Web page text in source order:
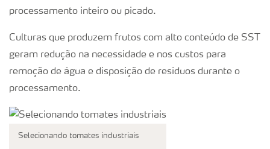
processamento inteiro ou picado.
Culturas que produzem frutos com alto conteúdo de SST
geram redução na necessidade e nos custos para
remoção de água e disposição de resíduos durante o
processamento.
Selecionando tomates industriais